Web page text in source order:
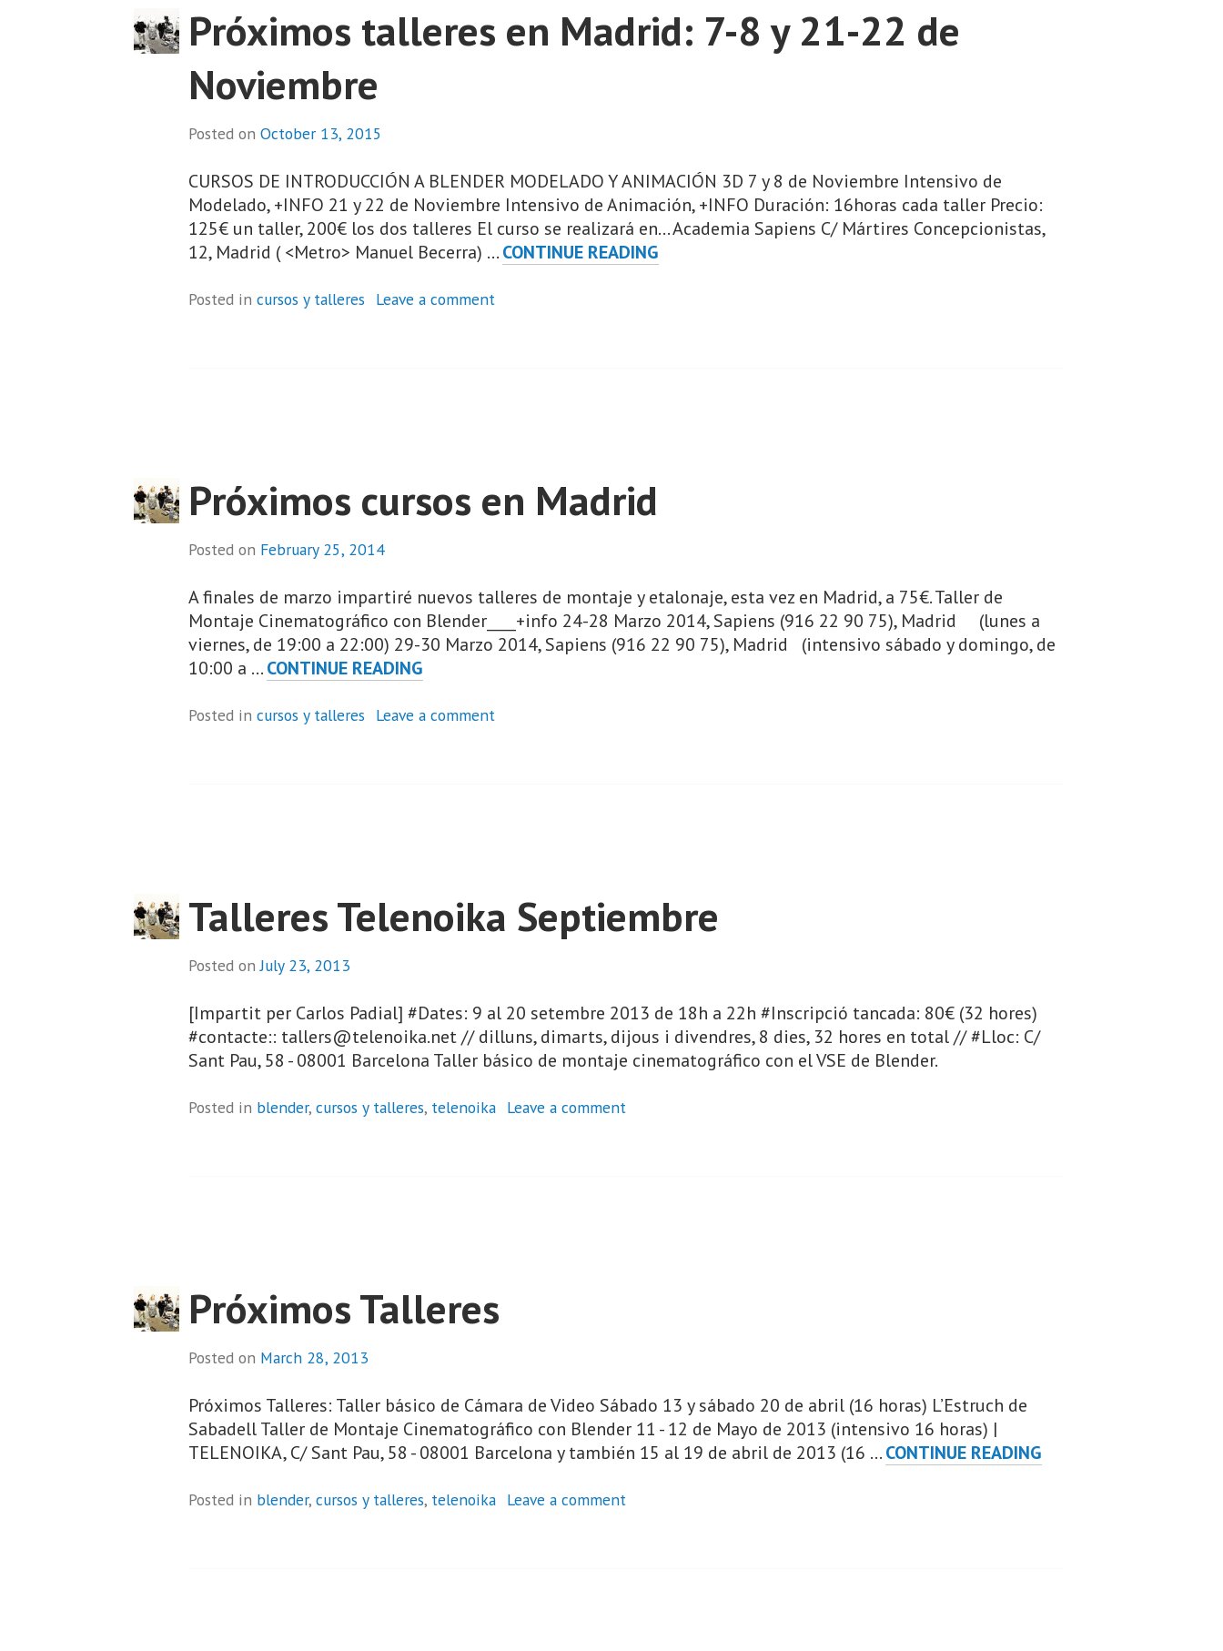
Próximos talleres en Madrid: 7-8 y 21-22 de
Noviembre
Posted on October 13, 2015
CURSOS DE INTRODUCCIÓN A BLENDER MODELADO Y ANIMACIÓN 3D 7 y 8 de Noviembre Intensivo de
Modelado, +INFO 21 y 22 de Noviembre Intensivo de Animación, +INFO Duración: 16horas cada taller Precio:
125€ un taller, 200€ los dos talleres El curso se realizará en... Academia Sapiens C/ Mártires Concepcionistas,
12, Madrid ( <Metro> Manuel Becerra) …CONTINUE READING
Posted in cursos y talleres Leave a comment
Próximos cursos en Madrid
Posted on February 25, 2014
A finales de marzo impartiré nuevos talleres de montaje y etalonaje, esta vez en Madrid, a 75€. Taller de
Montaje Cinematográfico con Blender____+info 24-28 Marzo 2014, Sapiens (916 22 90 75), Madrid (lunes a
viernes, de 19:00 a 22:00) 29-30 Marzo 2014, Sapiens (916 22 90 75), Madrid (intensivo sábado y domingo, de
10:00 a …CONTINUE READING
EN
Posted in cursos y talleres Leave a comment
Talleres Telenoika Septiembre
Posted onJuly 23, 2013
[Impartit per Carlos Padial] #Dates: 9 al 20 setembre 2013 de 18h a 22h #Inscripció tancada: 80€ (32 hores)
#contacte:: tallers@telenoika.net // dilluns, dimarts, dijous i divendres, 8 dies, 32 hores en total // #Lloc: C/
Sant Pau, 58 - 08001 Barcelona Taller básico de montaje cinematográfico con el VSE de Blender.
Posted in blender, cursos y talleres, telenoika Leave a comment
Próximos Talleres
Posted on March 28, 2013
Próximos Talleres: Taller básico de Cámara de Video Sábado 13 y sábado 20 de abril (16 horas) L’Estruch de
Sabadell Taller de Montaje Cinematográfico con Blender 11 - 12 de Mayo de 2013 (intensivo 16 horas) |
TELENOIKA, C/ Sant Pau, 58 - 08001 Barcelona y también 15 al 19 de abril de 2013 (16 …CONTINUE READING
Posted in blender, cursos y talleres, telenoika Leave a comment